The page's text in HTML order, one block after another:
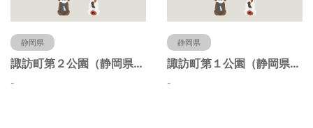
静岡県
諏訪町第２公園（静岡県静岡市）
-
静岡県
諏訪町第１公園（静岡県静岡市）
-